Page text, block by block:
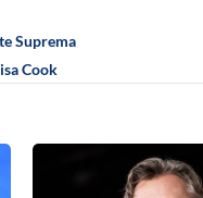
Suprema
Cook